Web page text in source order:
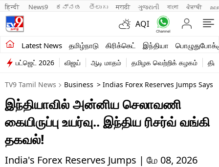
हिन्दी News9 ಕನ್ನಡ తెలుగు मराठी ગુજરાતી বাংলা ਪੰਜਾਬੀ
AQI
Latest News தமிழ்நாடு கிரிக்கெட் இந்தியா
சமீபத்திய செய்திகள்
தமிழ்நாடு
இந்தியா
உலகம்
விளையாட்டு
பொழுதுபோக்கு
பட்ஜெட் 2026 விஜய் ஆடி மாதம் தமிழக வெற்றிக் கழகம்
TV9 Tamil News Business > Indias Forex Reserves Jumps Says
இந்தியாவில் அன்னிய செலாவணி
கையிருப்பு உயர்வு.. இந்திய ரிசர்வ் வங்கி
தகவல்!
India's Forex Reserves Jumps | மே 08, 2026